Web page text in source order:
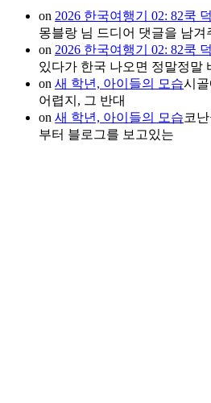
on 2026 한국여행기 02: 82쿡
몽블랑 님 드디어 댓글을 남겨
on 2026 한국여행기 02: 82쿡
있다가 한국 나오면 정말정말
on 새 학년, 아이들의 모습시
어렵지, 그 반대
on 새 학년, 아이들의 모습코
부터 블로그를 보고있는